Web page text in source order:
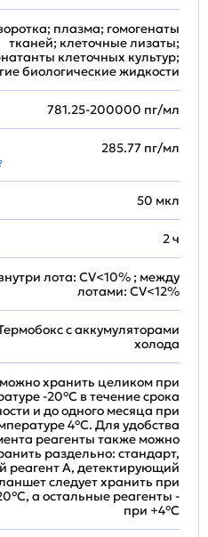
плазма; гомогенаты
тканей; клеточные лизаты;
клеточных культур;
биологические жидкости
781.25-200000 пг/мл
285.77 пг/мл
50 мкл
2 ч
лота: CV<10% ; между
лотами: CV<12%
с аккумуляторами
холода
хранить целиком при
-20°C в течение срока
и до одного месяца при
4°C. Для удобства
реагенты также можно
раздельно: стандарт,
реагент A, детектирующий
следует хранить при
а остальные реагенты -
при +4°С